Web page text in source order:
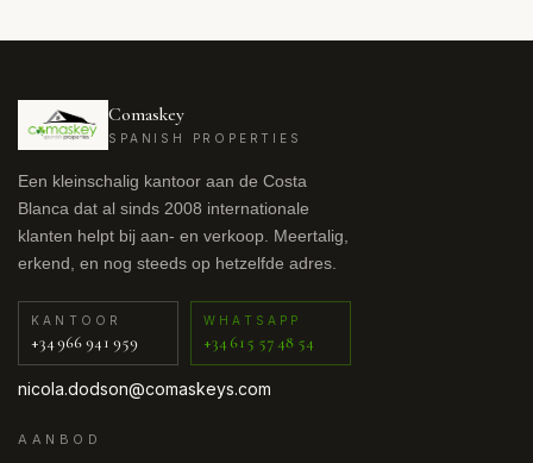
Comaskey
SPANISH PROPERTIES
Een kleinschalig kantoor aan de Costa
Blanca dat al sinds 2008 internationale
klanten helpt bij aan- en verkoop. Meertalig,
erkend, en nog steeds op hetzelfde adres.
KANTOOR
+34 966 941 959
WHATSAPP
+34 615 57 48 54
nicola.dodson@comaskeys.com
AANBOD